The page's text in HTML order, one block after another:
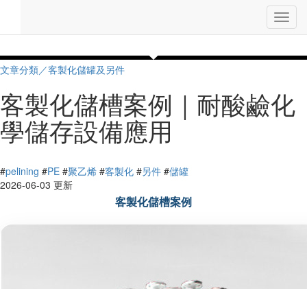
文章分類／客製化儲罐及另件
客製化儲槽案例｜耐酸鹼化
學儲存設備應用
#pelining #PE #聚乙烯 #客製化 #另件 #儲罐
2026-06-03 更新
客製化儲槽案例